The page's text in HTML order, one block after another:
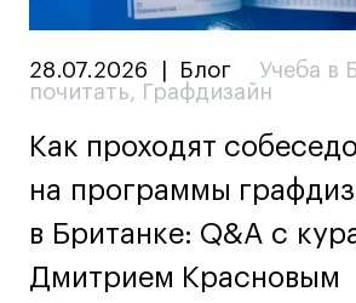
28.07.2026 Блог Учеба в
почитать, Графдизайн
Как проходят
на программы
в Британке: Q&A c
Дмитрием Красновым